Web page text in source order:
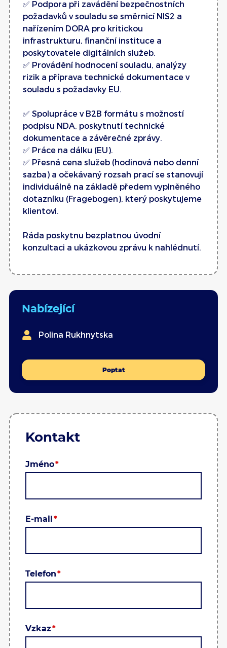
✅ Podpora při zavádění bezpečnostních
požadavků v souladu se směrnicí NIS2 a
nařízením DORA pro kritickou
infrastrukturu, finanční instituce a
poskytovatele digitálních služeb.
✅ Provádění hodnocení souladu, analýzy
rizik a příprava technické dokumentace v
souladu s požadavky EU.
✅ Spolupráce v B2B formátu s možností
podpisu NDA, poskytnutí technické
dokumentace a závěrečné zprávy.
✅ Práce na dálku (EU).
✅ Přesná cena služeb (hodinová nebo denní
sazba) a očekávaný rozsah prací se stanovují
individuálně na základě předem vyplněného
dotazníku (Fragebogen), který poskytujeme
klientovi.
Ráda poskytnu bezplatnou úvodní
konzultaci a ukázkovou zprávu k nahlédnutí.
Nabízející
Polina Rukhnytska
Poptat
Kontakt
Jméno
E-mail
Telefon
Vzkaz